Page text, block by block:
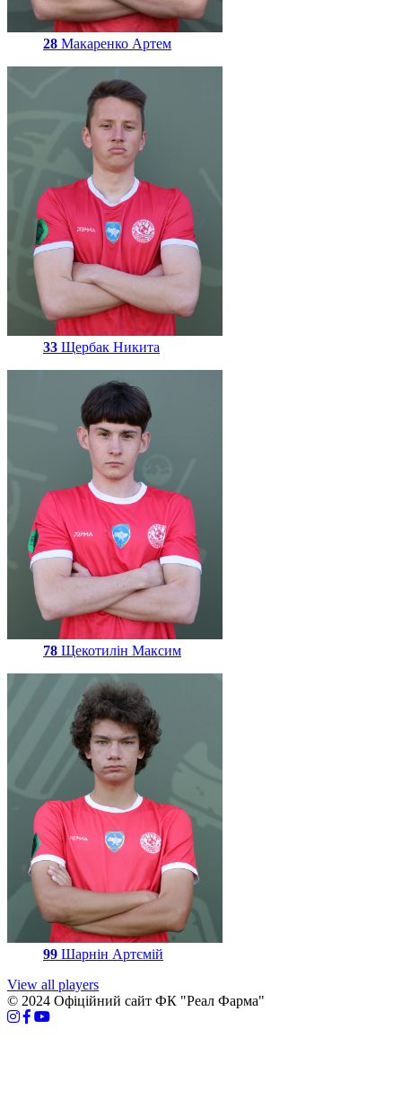
28 Макаренко Артем
33 Щербак Никита
78 Щекотилін Максим
99 Шарнін Артємій
View all players
© 2024 Офіційний сайт ФК "Реал Фарма"